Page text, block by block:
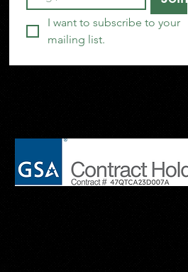
I want to subscribe to your
mailing list.